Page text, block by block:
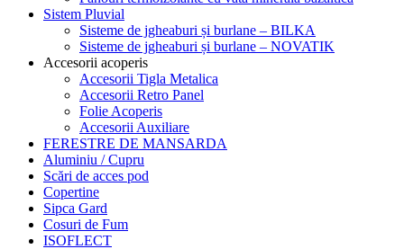
Sistem Pluvial
Sisteme de jgheaburi și burlane – BILKA
Sisteme de jgheaburi și burlane – NOVATIK
Accesorii acoperis
Accesorii Tigla Metalica
Accesorii Retro Panel
Folie Acoperis
Accesorii Auxiliare
FERESTRE DE MANSARDA
Aluminiu / Cupru
Scări de acces pod
Copertine
Sipca Gard
Cosuri de Fum
ISOFLECT